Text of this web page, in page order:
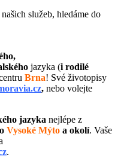
našich služeb, hledáme do
jazyka (i rodilé
Brna! Své životopisy
, nebo volejte
jazyka nejlépe z
Vysoké Mýto a okolí. Vaše
.